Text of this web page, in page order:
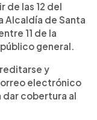
de las 12 del
Alcaldía de Santa
11 de la
público general.
y
electrónico
dar cobertura al